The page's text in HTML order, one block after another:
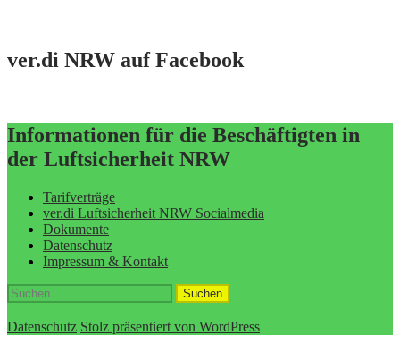
ver.di NRW auf Facebook
Informationen für die Beschäftigten in
der Luftsicherheit NRW
Tarifverträge
ver.di Luftsicherheit NRW Socialmedia
Dokumente
Datenschutz
Impressum & Kontakt
Suchen
nach:
Datenschutz Stolz präsentiert von WordPress